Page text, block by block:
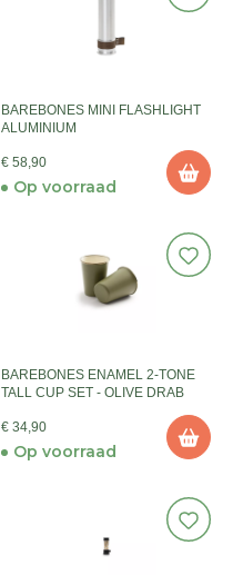
BAREBONES MINI FLASHLIGHT
ALUMINIUM
€ 58,90
Op voorraad
BAREBONES ENAMEL 2-TONE
TALL CUP SET - OLIVE DRAB
€ 34,90
Op voorraad